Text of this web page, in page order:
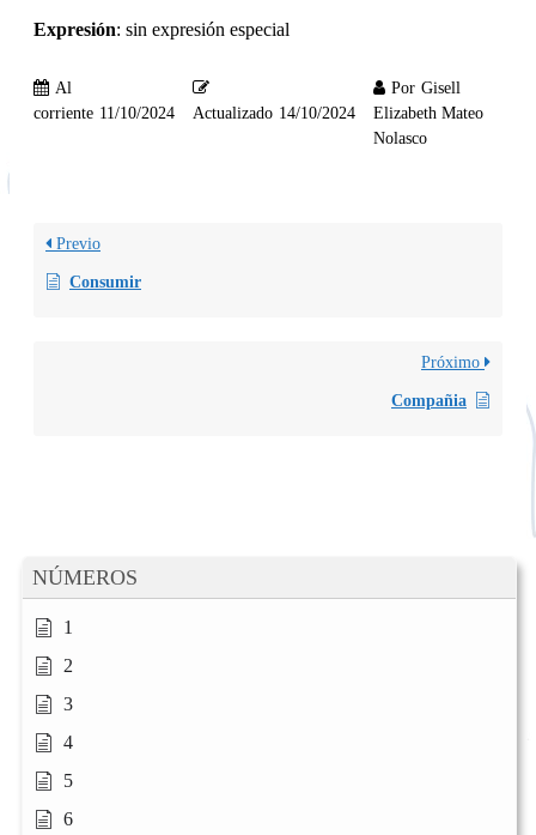
NÚMEROS
1
2
3
4
5
6
Expresión: sin expresión especial
Al
corriente 11/10/2024 Actualizado 14/10/2024
Por Gisell
Elizabeth Mateo
Nolasco
Previo
Consumir
Próximo
Compañia